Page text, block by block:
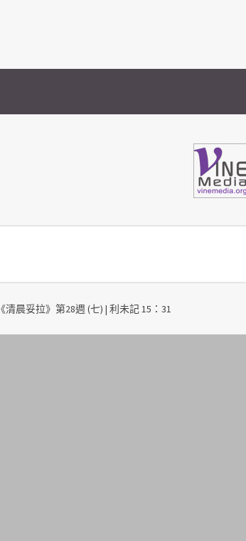
《清晨妥拉》第28週 (七) | 利未記 15：31